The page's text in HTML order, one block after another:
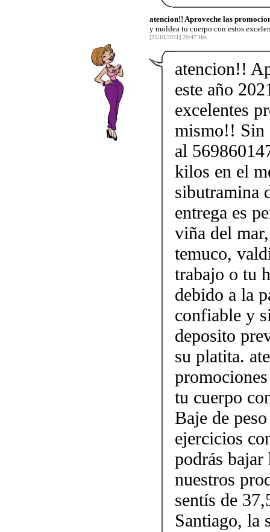
atencion!! Aproveche las
y moldea tu cuerpo con estos
[25/10/2021] 20:47 Hrs.
atencion!!
este año
excelentes
mismo!! Sin
al
kilos en el
sibutramina
entrega es
viña del
temuco,
trabajo o tu
debido a la
confiable y
deposito
su platita.
tu cuerpo
Baje de
ejercicios
podrás bajar
nuestros
sentís de
Santiago, la